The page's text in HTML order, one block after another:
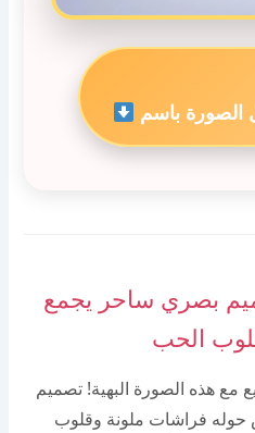
الصورة باسم
بصري ساحر يجمع
الحب
مع هذه الصورة البهية! تصميم
حوله فراشات ملونة وقلوب